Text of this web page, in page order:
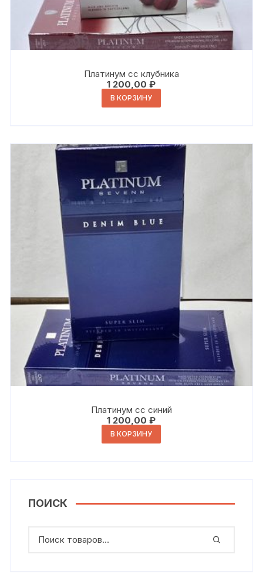
Платинум сс клубника
1 200,00₽
В КОРЗИНУ
Платинум сс синий
1 200,00₽
В КОРЗИНУ
ПОИСК